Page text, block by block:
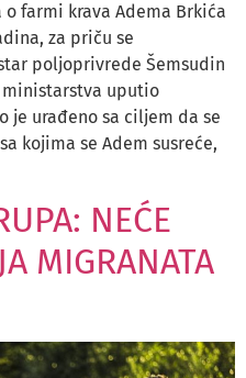
o farmi krava Adema Brkića
za priču se
poljoprivrede Šemsudin
ministarstva uputio
je urađeno sa ciljem da se
kojima se Adem susreće,
NEĆE
MIGRANATA